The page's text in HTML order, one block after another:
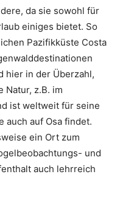
da sie sowohl für
einiges bietet. So
Pazifikküste Costa
hier in der Überzahl,
Natur, z.B. im
ist weltweit für seine
auch auf Osa findet.
ein Ort zum
und
auch lehrreich